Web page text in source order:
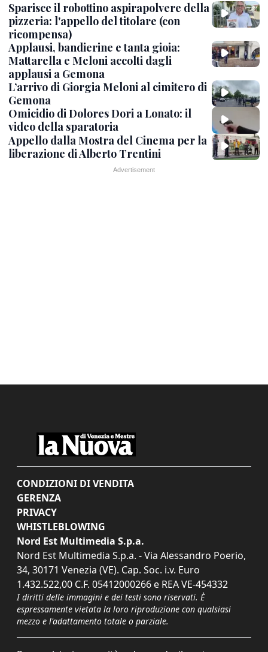
Sparisce il robottino aspirapolvere della
pizzeria: l'appello del titolare (con
ricompensa)
Applausi, bandierine e tanta gioia:
Mattarella e Meloni accolti dagli
applausi a Gemona
L’arrivo di Giorgia Meloni al cimitero di
Gemona
Omicidio di Dolores Dori a Lonato: il
video della sparatoria
Appello dalla Mostra del Cinema per la
liberazione di Alberto Trentini
CONDIZIONI DI VENDITA
GERENZA
PRIVACY
WHISTLEBLOWING
Nord Est Multimedia S.p.a.
Nord Est Multimedia S.p.a. - Via Alessandro Poerio,
34, 30171 Venezia (VE). Cap. Soc. i.v. Euro
1.432.522,00 C.F. 05412000266 e REA VE-454332
I diritti delle immagini e dei testi sono riservati. È
espressamente vietata la loro riproduzione con qualsiasi
mezzo e l'adattamento totale o parziale.